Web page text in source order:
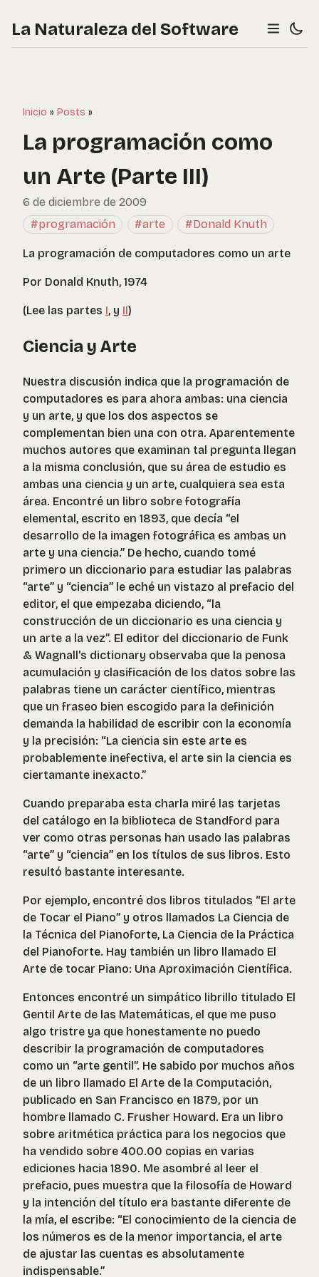
La Naturaleza del Software
Inicio » Posts »
La programación como
un Arte (Parte III)
6 de diciembre de 2009
#programación
#arte #Donald Knuth
La programación de computadores como un arte
Por Donald Knuth, 1974
(Lee las partes I, y II)
Ciencia y Arte
Nuestra discusión indica que la programación de
computadores es para ahora ambas: una ciencia
y un arte, y que los dos aspectos se
complementan bien una con otra. Aparentemente
muchos autores que examinan tal pregunta llegan
a la misma conclusión, que su área de estudio es
ambas una ciencia y un arte, cualquiera sea esta
área. Encontré un libro sobre fotografía
elemental, escrito en 1893, que decía “el
desarrollo de la imagen fotográfica es ambas un
arte y una ciencia.” De hecho, cuando tomé
primero un diccionario para estudiar las palabras
“arte” y “ciencia” le eché un vistazo al prefacio del
editor, el que empezaba diciendo, “la
construcción de un diccionario es una ciencia y
un arte a la vez”. El editor del diccionario de Funk
& Wagnall's dictionary observaba que la penosa
acumulación y clasificación de los datos sobre las
palabras tiene un carácter científico, mientras
que un fraseo bien escogido para la definición
demanda la habilidad de escribir con la economía
y la precisión: “La ciencia sin este arte es
probablemente inefectiva, el arte sin la ciencia es
ciertamante inexacto.”
Cuando preparaba esta charla miré las tarjetas
del catálogo en la biblioteca de Standford para
ver como otras personas han usado las palabras
“arte” y “ciencia” en los títulos de sus libros. Esto
resultó bastante interesante.
Por ejemplo, encontré dos libros titulados “El arte
de Tocar el Piano” y otros llamados La Ciencia de
la Técnica del Pianoforte, La Ciencia de la Práctica
del Pianoforte. Hay también un libro llamado El
Arte de tocar Piano: Una Aproximación Científica.
Entonces encontré un simpático librillo titulado El
Gentil Arte de las Matemáticas, el que me puso
algo tristre ya que honestamente no puedo
describir la programación de computadores
como un “arte gentil”. He sabido por muchos años
de un libro llamado El Arte de la Computación,
publicado en San Francisco en 1879, por un
hombre llamado C. Frusher Howard. Era un libro
sobre aritmética práctica para los negocios que
ha vendido sobre 400.00 copias en varias
ediciones hacia 1890. Me asombré al leer el
prefacio, pues muestra que la filosofía de Howard
y la intención del título era bastante diferente de
la mía, el escribe: “El conocimiento de la ciencia de
los números es de la menor importancia, el arte
de ajustar las cuentas es absolutamente
indispensable.”